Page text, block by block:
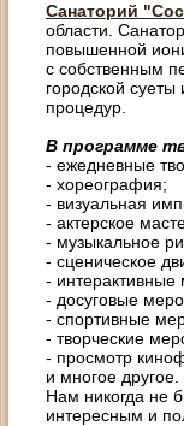
Санаторий
облаcти.
повышенной
с собственным
городской
процедур.
В программе
- ежедневные
- хореография;
- визуальная
- актерское
- музыкальное
- сценическое
- интерактивные
- досуговые
- спортивные
- творческие
- просмотр
и многое другое.
Нам никогда не
интересным и